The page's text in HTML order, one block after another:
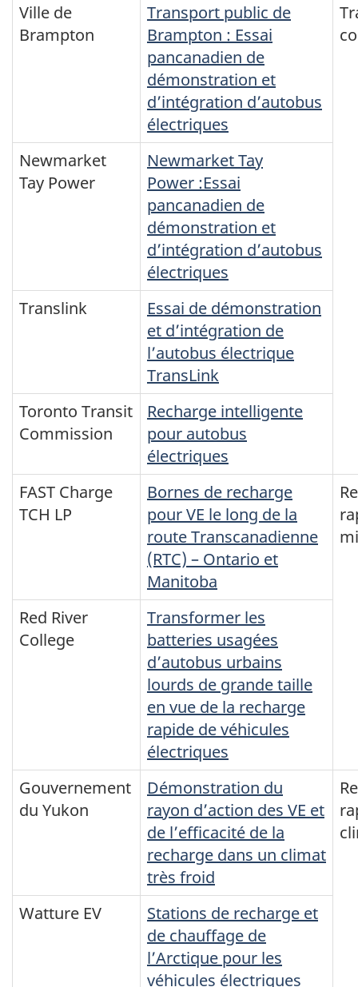
Ville de
Brampton
Transport public de
Brampton : Essai
pancanadien de
démonstration et
d’intégration d’autobus
électriques
Newmarket
Tay Power
Newmarket Tay
Power :Essai
pancanadien de
démonstration et
d’intégration d’autobus
électriques
Translink
Essai de démonstration
et d’intégration de
l’autobus électrique
TransLink
Toronto Transit
Commission
Recharge intelligente
pour autobus
électriques
FAST Charge
TCH LP
Bornes de recharge
pour VE le long de la
route Transcanadienne
(RTC) – Ontario et
Manitoba
Red River
College
Transformer les
batteries usagées
d’autobus urbains
lourds de grande taille
en vue de la recharge
rapide de véhicules
électriques
Gouvernement
du Yukon
Démonstration du
rayon d’action des VE et
de l’efficacité de la
recharge dans un climat
très froid
Watture EV
Stations de recharge et
de chauffage de
l’Arctique pour les
véhicules électriques